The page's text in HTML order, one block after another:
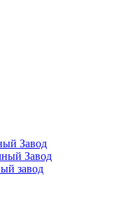
Завод
Завод
завод